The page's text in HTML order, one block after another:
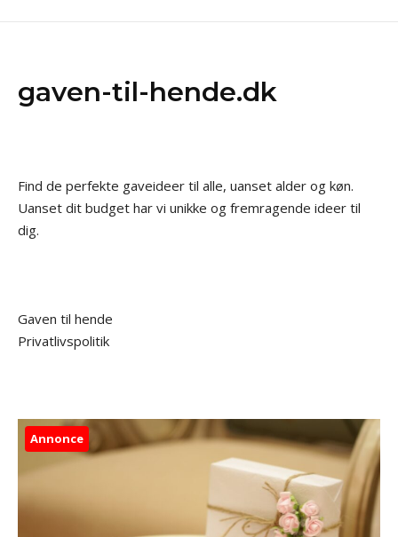
gaven-til-hende.dk
Find de perfekte gaveideer til alle, uanset alder og køn.
Uanset dit budget har vi unikke og fremragende ideer til
dig.
Gaven til hende
Privatlivspolitik
Annonce